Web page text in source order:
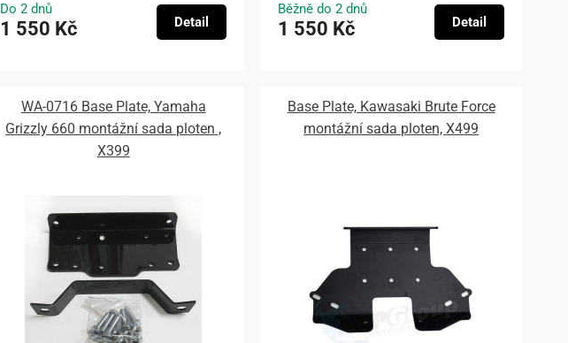
Do 2 dnů
1 550 Kč Detail
Běžně do 2 dnů
1 550 Kč Detail
WA-0716 Base Plate, Yamaha
Grizzly 660 montážní sada ploten ,
X399
Base Plate, Kawasaki Brute Force
montážní sada ploten, X499